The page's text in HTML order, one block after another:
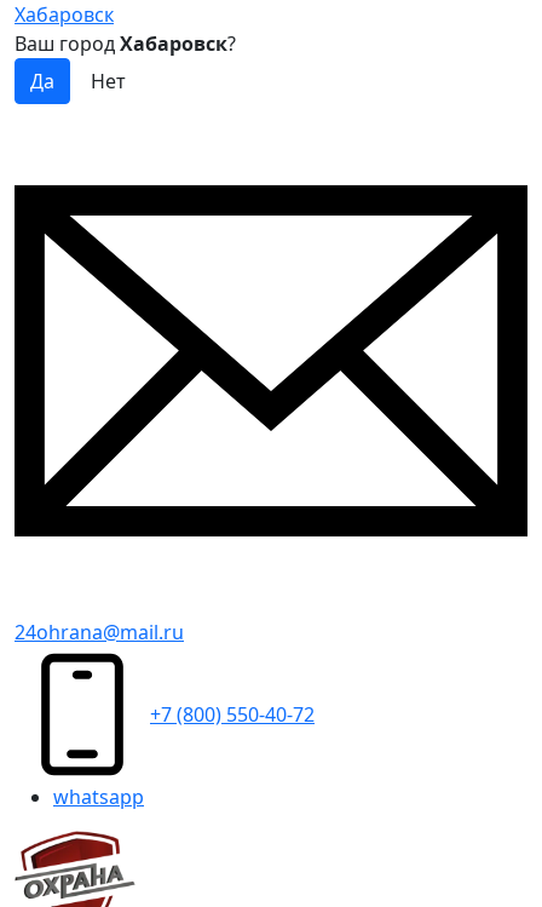
Хабаровск
Ваш городХабаровск?
24ohrana@mail.ru
+7 (800) 550-40-72
whatsapp